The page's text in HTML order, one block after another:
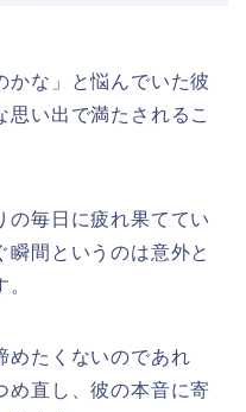
かな」と悩んでいた彼
い出で満たされるこ
の毎日に疲れ果ててい
瞬間というのは意外と
めたくないのであれ
め直し、彼の本音に寄